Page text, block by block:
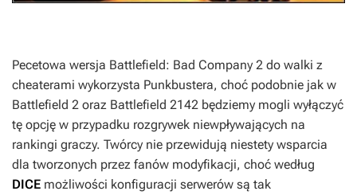
Pecetowa wersja Battlefield: Bad Company 2 do walki z
cheaterami wykorzysta Punkbustera, choć podobnie jak w
Battlefield 2 oraz Battlefield 2142 będziemy mogli wyłączyć
tę opcję w przypadku rozgrywek niewpływających na
rankingi graczy. Twórcy nie przewidują niestety wsparcia
dla tworzonych przez fanów modyfikacji, choć według
DICE możliwości konfiguracji serwerów są tak